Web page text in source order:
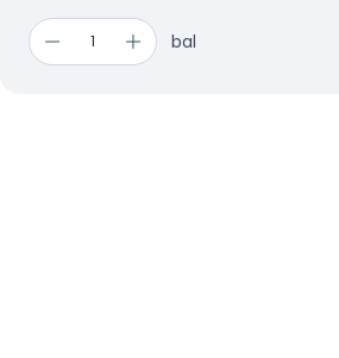
bal